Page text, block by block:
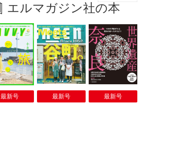
エルマガジン社の本
最新号 最新号 最新号